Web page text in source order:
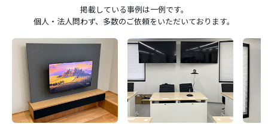
掲載している事例は一例です。
個人・法人問わず、多数のご依頼をいただいております。